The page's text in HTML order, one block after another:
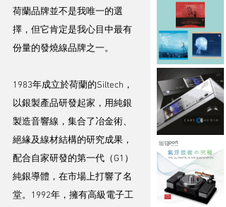
荷蘭品牌並不是我唯一的選
擇，但它肯定是我心目中最有
份量的發燒線品牌之一。
1983年成立於荷蘭的Siltech，
以銀製產品研發起家，用純銀
製造音響線，集合了冶金術、
絕緣及線材結構的研究成果，
配合自家研發的第一代（G1）
純銀導體，在市場上打響了名
堂。1992年，擁有高級電子工